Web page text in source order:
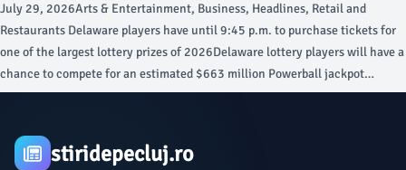
July 29, 2026Arts & Entertainment, Business, Headlines, Retail and
Restaurants Delaware players have until 9:45 p.m. to purchase tickets for
one of the largest lottery prizes of 2026Delaware lottery players will have a
chance to compete for an estimated $663 million Powerball jackpot
Wednesday night after no ticket matched all six numbers in Monday’s
before federal and state taxes.
stiridepecluj.ro